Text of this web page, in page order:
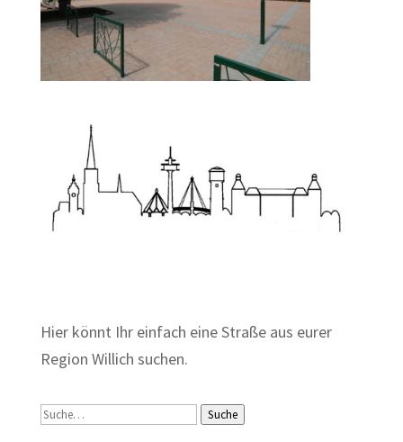
Hier könnt Ihr einfach eine Straße aus eurer
Region Willich suchen.
Suche Suche